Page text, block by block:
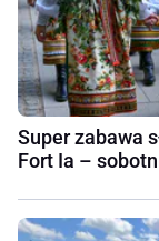
Super zabawa
Fort Ia –